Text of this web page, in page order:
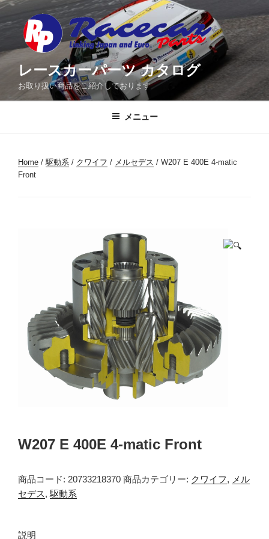
コ
ン
ン
レースカーパーツ カタログ
お取り扱い商品をご紹介しております
メニュー
Home /駆動系 / クワイフ / メルセデス / W207 E 400E 4-matic
Front
W207 E 400E 4-matic Front
商品コード: 20733218370 商品カテゴリー: クワイフ, メル
セデス, 駆動系
説明